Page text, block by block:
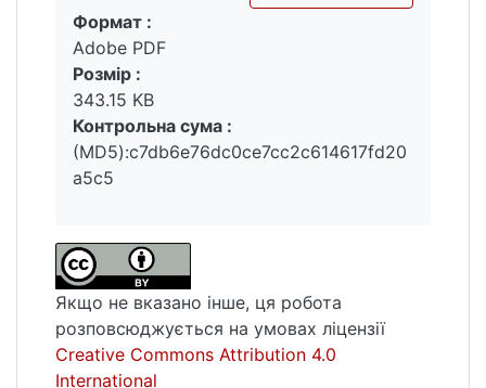
Вантажиться...
Формат :
Adobe PDF
Розмір :
343.15 KB
Контрольна сума :
(MD5):c7db6e76dc0ce7cc2c614617fd20
a5c5
Якщо не вказано інше, ця робота
розповсюджується на умовах ліцензії
Creative Commons Attribution 4.0
International